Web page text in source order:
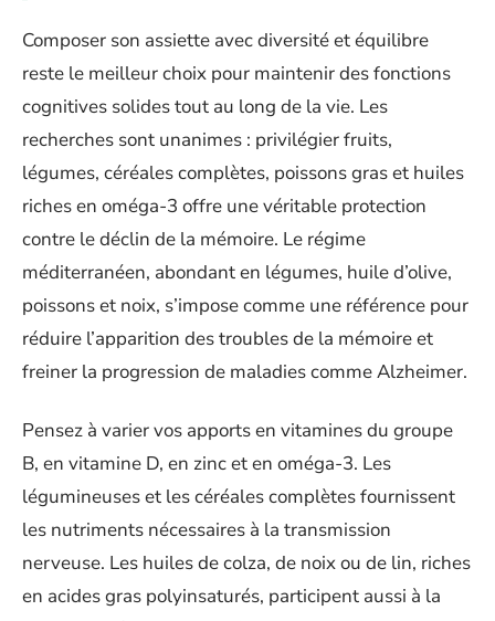
Composer son assiette avec diversité et équilibre
reste le meilleur choix pour maintenir des fonctions
cognitives solides tout au long de la vie. Les
recherches sont unanimes : privilégier fruits,
légumes, céréales complètes, poissons gras et huiles
riches en oméga-3 offre une véritable protection
contre le déclin de la mémoire. Le régime
méditerranéen, abondant en légumes, huile d’olive,
poissons et noix, s’impose comme une référence pour
réduire l’apparition des troubles de la mémoire et
freiner la progression de maladies comme Alzheimer.
Pensez à varier vos apports en vitamines du groupe
B, en vitamine D, en zinc et en oméga-3. Les
légumineuses et les céréales complètes fournissent
les nutriments nécessaires à la transmission
nerveuse. Les huiles de colza, de noix ou de lin, riches
en acides gras polyinsaturés, participent aussi à la